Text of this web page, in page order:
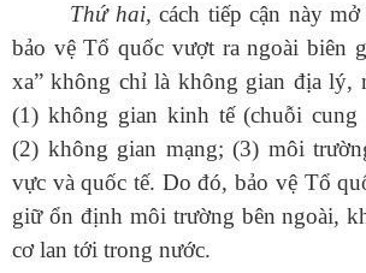
Thứ hai, cách tiếp cận này
bảo vệ Tổ quốc vượt ra ngoài biên
xa” không chỉ là không gian địa lý,
(1) không gian kinh tế (chuỗi
(2) không gian mạng; (3) môi
vực và quốc tế. Do đó, bảo vệ Tổ
giữ ổn định môi trường bên ngoài,
cơ lan tới trong nước.